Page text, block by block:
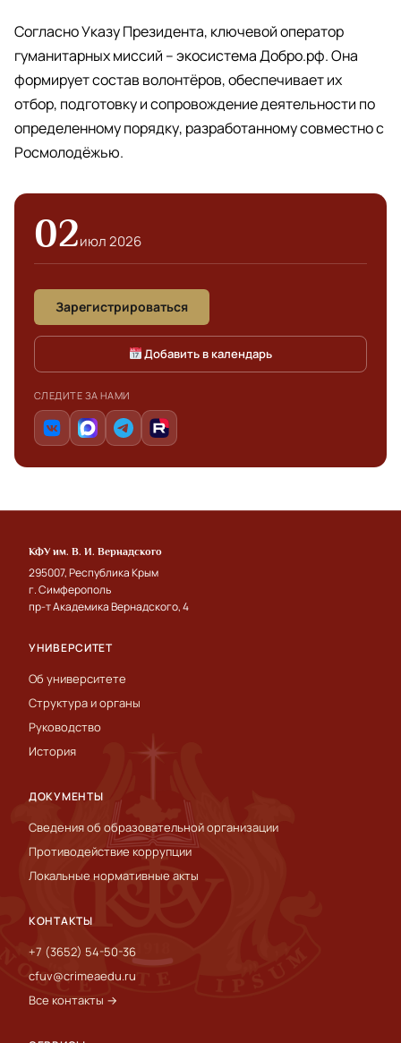
Согласно Указу Президента, ключевой оператор
гуманитарных миссий – экосистема Добро.рф. Она
формирует состав волонтёров, обеспечивает их
отбор, подготовку и сопровождение деятельности по
определенному порядку, разработанному совместно с
Росмолодёжью.
02июл 2026
Зарегистрироваться
Добавить в календарь
СЛЕДИТЕ ЗА НАМИ
КФУ им. В. И. Вернадского
295007, Республика Крым
г. Симферополь
пр-т Академика Вернадского, 4
УНИВЕРСИТЕТ
Об университете
Структура и органы
Руководство
История
ДОКУМЕНТЫ
Сведения об образовательной организации
Противодействие коррупции
Локальные нормативные акты
КОНТАКТЫ
+7 (3652) 54-50-36
cfuv@crimeaedu.ru
Все контакты →